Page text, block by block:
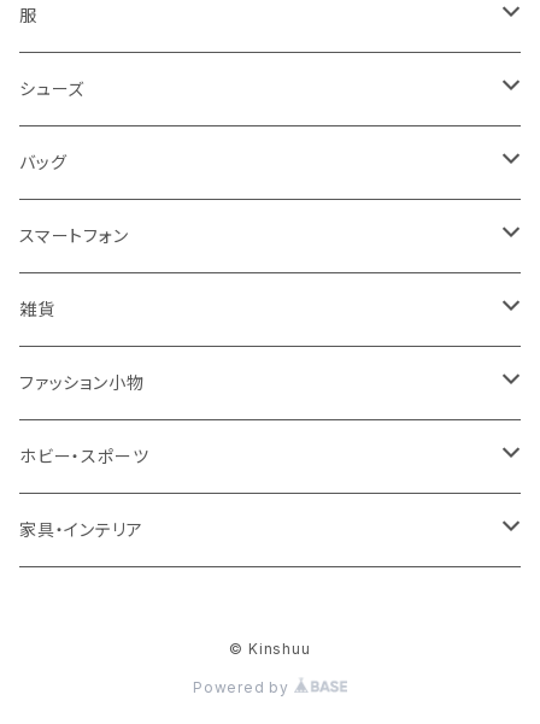
服
レディース
トップス
コート・ジャケット
水着・オーバーウェア
メンズ
バッグ
帽子
キッズ＆ベビー
浴衣
シューズ
レディース
サンダル
スニーカー
メンズ
サンダル
キッズ＆ベビー
バッグ
レディース
メンズ
キッズ＆ベビー
スマートフォン
アクセサリ
ケース・カバー
ケーブル・アダプター
ケース
スタント
フィルム
雑貨
ガラス
タオル
キーホルダー
ファッション小物
サングラス・眼鏡
手芸・ハンドメイド用品
ホビー・スポーツ
アウトドア・キャンプ・登山
家具・インテリア
© Kinshuu
Powered by